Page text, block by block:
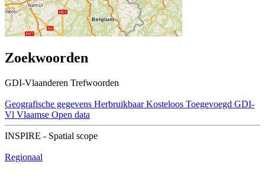
Zoekwoorden
GDI-Vlaanderen Trefwoorden
Geografische gegevens Herbruikbaar Kosteloos Toegevoegd GDI-
Vl Vlaamse Open data
INSPIRE - Spatial scope
Regionaal